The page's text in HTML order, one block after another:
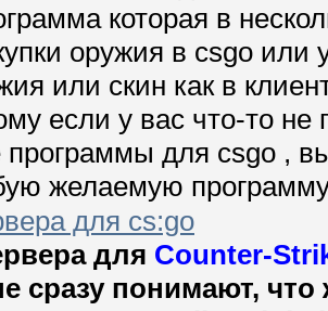
которая в
оружия в csgo или
или скин как в
если у вас что-то
для csgo ,
желаемую
для cs:go
для Counter-
сразу понимают,